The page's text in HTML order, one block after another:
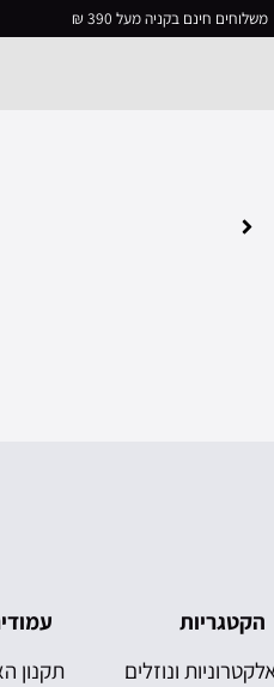
משלוחים חינם בקניה מעל 390 ₪
הקטגריות
ונוזלים
תקנון